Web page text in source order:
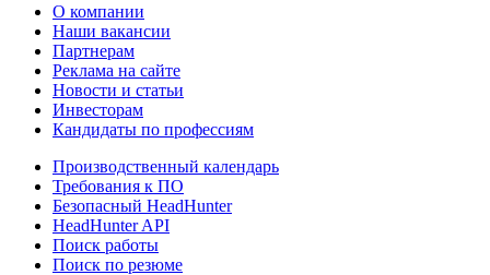
О компании
Наши вакансии
Партнерам
Реклама на сайте
Новости и статьи
Инвесторам
Кандидаты по профессиям
Производственный календарь
Требования к ПО
Безопасный HeadHunter
HeadHunter API
Поиск работы
Поиск по резюме